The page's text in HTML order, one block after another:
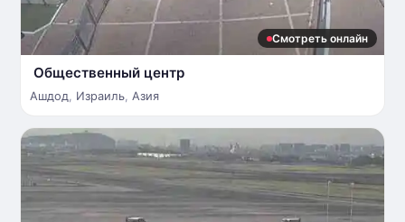
Смотреть онлайн
Общественный центр
Ашдод, Израиль, Азия